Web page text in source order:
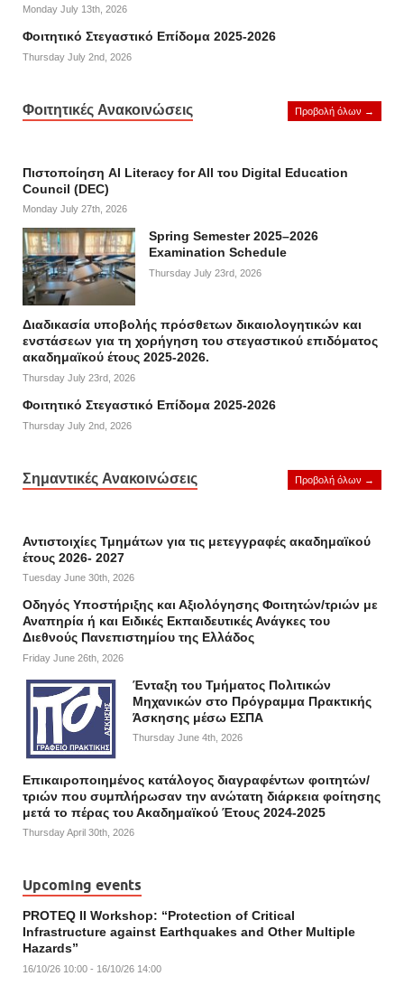
Monday July 13th, 2026
Φοιτητικό Στεγαστικό Επίδομα 2025-2026
Thursday July 2nd, 2026
Φοιτητικές Ανακοινώσεις Προβολή όλων →
Πιστοποίηση AI Literacy for All του Digital Education
Council (DEC)
Monday July 27th, 2026
Spring Semester 2025–2026
Examination Schedule
Thursday July 23rd, 2026
Διαδικασία υποβολής πρόσθετων δικαιολογητικών και
ενστάσεων για τη χορήγηση του στεγαστικού επιδόματος
ακαδημαϊκού έτους 2025-2026.
Thursday July 23rd, 2026
Φοιτητικό Στεγαστικό Επίδομα 2025-2026
Thursday July 2nd, 2026
Σημαντικές Ανακοινώσεις Προβολή όλων →
Αντιστοιχίες Τμημάτων για τις μετεγγραφές ακαδημαϊκού
έτους 2026- 2027
Tuesday June 30th, 2026
Οδηγός Υποστήριξης και Αξιολόγησης Φοιτητών/τριών με
Αναπηρία ή και Ειδικές Εκπαιδευτικές Ανάγκες του
Διεθνούς Πανεπιστημίου της Ελλάδος
Friday June 26th, 2026
Ένταξη του Τμήματος Πολιτικών
Μηχανικών στο Πρόγραμμα Πρακτικής
Άσκησης μέσω ΕΣΠΑ
Thursday June 4th, 2026
Επικαιροποιημένος κατάλογος διαγραφέντων φοιτητών/
τριών που συμπλήρωσαν την ανώτατη διάρκεια φοίτησης
μετά το πέρας του Ακαδημαϊκού Έτους 2024-2025
Thursday April 30th, 2026
Upcoming events
PROTEQ II Workshop: “Protection of Critical
Infrastructure against Earthquakes and Other Multiple
Hazards”
16/10/26 10:00 - 16/10/26 14:00